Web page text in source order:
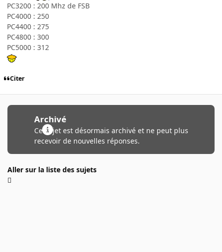
PC3200 : 200 Mhz de FSB
PC4000 : 250
PC4400 : 275
PC4800 : 300
PC5000 : 312
Citer
Archivé
Ce sujet est désormais archivé et ne peut plus
recevoir de nouvelles réponses.
Aller sur la liste des sujets